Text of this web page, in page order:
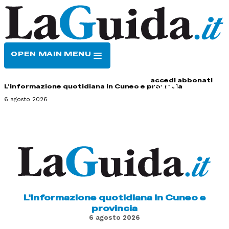
OPEN MAIN MENU
accedi abbonati
L'informazione quotidiana in Cuneo e provincia
6 agosto 2026
L'informazione quotidiana in Cuneo e
provincia
6 agosto 2026